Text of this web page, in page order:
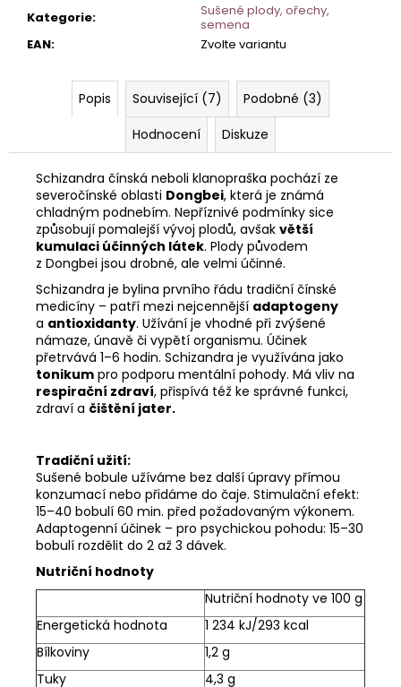
Kategorie:
Sušené plody, ořechy,
semena
EAN: Zvolte variantu
Popis Související (7)
Podobné (3)
Hodnocení
Diskuze
Schizandra čínská neboli klanopraška pochází ze
severočínské oblasti Dongbei, která je známá
chladným podnebím. Nepříznivé podmínky sice
způsobují pomalejší vývoj plodů, avšak větší
kumulaci účinných látek. Plody původem
z Dongbei jsou drobné, ale velmi účinné.
Schizandra je bylina prvního řádu tradiční čínské
medicíny – patří mezi nejcennější adaptogeny
a antioxidanty. Užívání je vhodné při zvýšené
námaze, únavě či vypětí organismu. Účinek
přetrvává 1–6 hodin. Schizandra je využívána jako
tonikum pro podporu mentální pohody. Má vliv na
respirační zdraví, přispívá též ke správné funkci,
zdraví a čištění jater.
Tradiční užití:
Sušené bobule užíváme bez další úpravy přímou
konzumací nebo přidáme do čaje. Stimulační efekt:
15–40 bobulí 60 min. před požadovaným výkonem.
Adaptogenní účinek – pro psychickou pohodu: 15–30
bobulí rozdělit do 2 až 3 dávek.
Nutriční hodnoty
Nutriční hodnoty ve 100 g
Energetická hodnota
1 234 kJ/293 kcal
Bílkoviny
1,2 g
Tuky
4,3 g